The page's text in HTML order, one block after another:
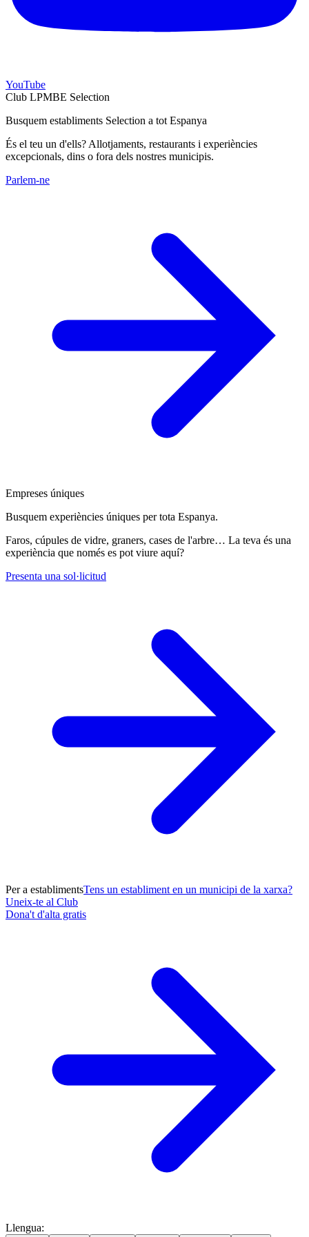
YouTube
Club LPMBE Selection
Busquem establiments Selection a tot Espanya
És el teu un d'ells? Allotjaments, restaurants i experiències
excepcionals, dins o fora dels nostres municipis.
Parlem-ne
Empreses úniques
Busquem experiències úniques per tota Espanya.
Faros, cúpules de vidre, graners, cases de l'arbre… La teva és una
experiència que només es pot viure aquí?
Presenta una sol·licitud
Per a establimentsTens un establiment en un municipi de la xarxa?
Uneix-te al Club
Dona't d'alta gratis
Llengua: